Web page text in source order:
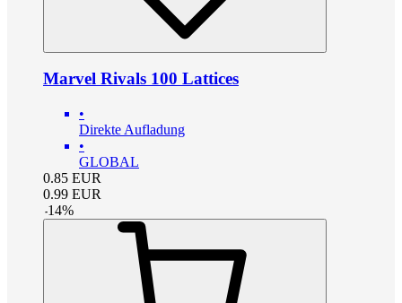
Marvel Rivals 100 Lattices
•
Direkte Aufladung
•
GLOBAL
0.85 EUR
0.99 EUR
-14%